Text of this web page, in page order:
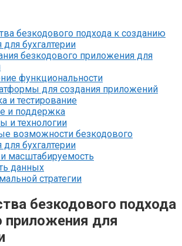
безкодового подхода к созданию
бухгалтерии
безкодового приложения для
функциональности
для создания приложений
и тестирование
и поддержка
и технологии
возможности безкодового
бухгалтерии
масштабируемость
данных
стратегии
безкодового подхода
приложения для